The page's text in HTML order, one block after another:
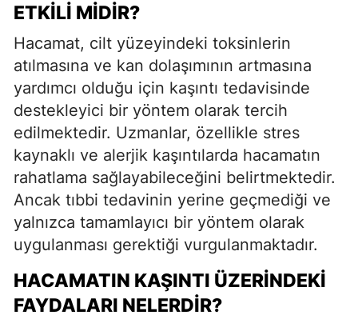
ETKILI MIDIR?
Hacamat, cilt yüzeyindeki toksinlerin
atılmasına ve kan dolaşımının artmasına
yardımcı olduğu için kaşıntı tedavisinde
destekleyici bir yöntem olarak tercih
edilmektedir. Uzmanlar, özellikle stres
kaynaklı ve alerjik kaşıntılarda hacamatın
rahatlama sağlayabileceğini belirtmektedir.
Ancak tıbbi tedavinin yerine geçmediği ve
yalnızca tamamlayıcı bir yöntem olarak
uygulanması gerektiği vurgulanmaktadır.
HACAMATIN KAŞINTI ÜZERINDEKI
FAYDALARI NELERDIR?